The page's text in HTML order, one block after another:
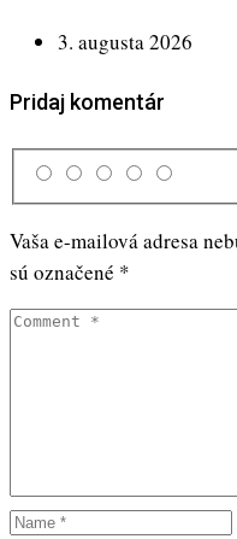
3. augusta 2026
Pridaj komentár
Vaša e-mailová adresa
sú označené *